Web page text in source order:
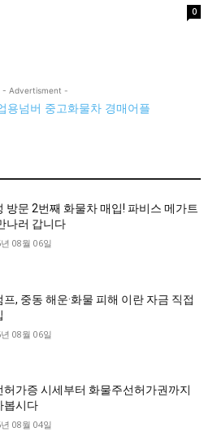
0
- Advertisment -
방문 2번째 화물차 매입! 파비스 메가트
나러 갑니다
08월 06일
프, 중동 해운·화물 피해 이란 자금 직접
08월 06일
허가증 시세부터 화물주선허가권까지
봅시다
08월 04일